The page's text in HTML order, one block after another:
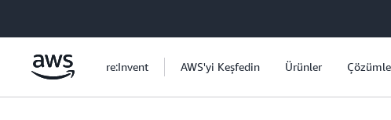
re:Invent AWS'yi Keşfedin Ürünler